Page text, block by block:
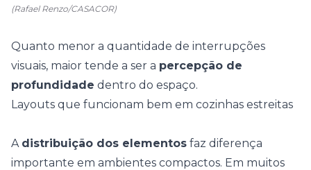
(Rafael Renzo/CASACOR)
Quanto menor a quantidade de interrupções
visuais, maior tende a ser a percepção de
profundidade dentro do espaço.
Layouts que funcionam bem em cozinhas estreitas
A distribuição dos elementos faz diferença
importante em ambientes compactos. Em muitos